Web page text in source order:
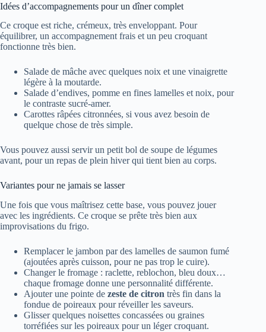
Idées d’accompagnements pour un dîner complet
Ce croque est riche, crémeux, très enveloppant. Pour
équilibrer, un accompagnement frais et un peu croquant
fonctionne très bien.
Salade de mâche avec quelques noix et une vinaigrette
légère à la moutarde.
Salade d’endives, pomme en fines lamelles et noix, pour
le contraste sucré-amer.
Carottes râpées citronnées, si vous avez besoin de
quelque chose de très simple.
Vous pouvez aussi servir un petit bol de soupe de légumes
avant, pour un repas de plein hiver qui tient bien au corps.
Variantes pour ne jamais se lasser
Une fois que vous maîtrisez cette base, vous pouvez jouer
avec les ingrédients. Ce croque se prête très bien aux
improvisations du frigo.
Remplacer le jambon par des lamelles de saumon fumé
(ajoutées après cuisson, pour ne pas trop le cuire).
Changer le fromage : raclette, reblochon, bleu doux…
chaque fromage donne une personnalité différente.
Ajouter une pointe de zeste de citron très fin dans la
fondue de poireaux pour réveiller les saveurs.
Glisser quelques noisettes concassées ou graines
torréfiées sur les poireaux pour un léger croquant.